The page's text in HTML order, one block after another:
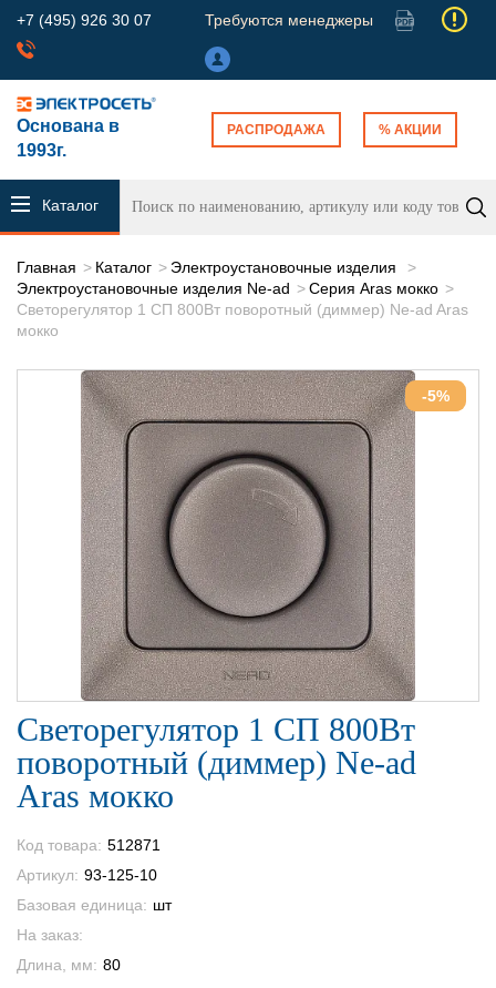
+7 (495) 926 30 07 Требуются менеджеры
Основана в
1993г.
РАСПРОДАЖА % АКЦИИ
Каталог
Главная Каталог
Электроустановочные изделия
Электроустановочные изделия Ne-ad
Серия Aras мокко
Светорегулятор 1 СП 800Вт поворотный (диммер) Ne-ad Aras
мокко
-5%
Светорегулятор 1 СП 800Вт
поворотный (диммер) Ne-ad
Aras мокко
Код товара: 512871
Артикул: 93-125-10
Базовая единица: шт
На заказ:
Длина, мм: 80